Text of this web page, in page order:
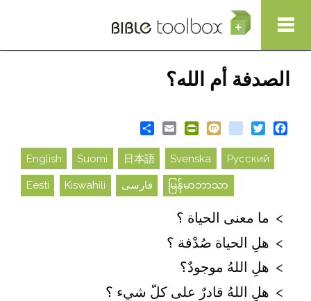
تجاوز إلى المحتوى الرئيسي
الصدفة أم الله؟
Facebook
Twitter
blogger_post
Mixi
PrintFriendly
Email
English Suomi 日本語 Svenska Русский
Eesti Kiswahili فارسی မြန်မာဘာသာ
ما معنى الحياة ؟
هلِ الحياة صُدْفة ؟
هلِ اللهُ موجودٌ؟
هلِ اللهُ قادرٌ على كلّ شيء ؟